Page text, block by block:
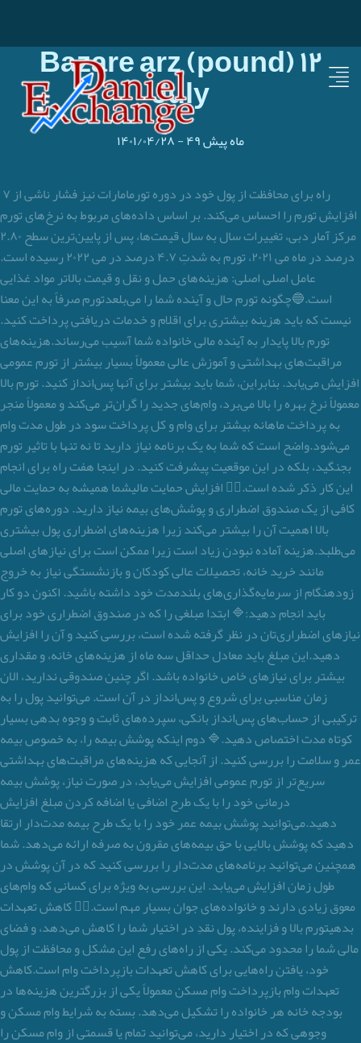
Bazare arz (pound) ۱۲
July
۱۴۰۱/۰۴/۲۸- ۴۹ ماه پیش
۷ راه برای محافظت از پول خود در دوره تورمامارات نیز فشار ناشی از
افزایش تورم را احساس می‌کند. بر اساس داده‌های مربوط به نرخ‌های تورم
مرکز آمار دبی، تغییرات سال به سال قیمت‌ها، پس از پایین‌ترین سطح ۲.۸۰
درصد در ماه می ۲۰۲۱، تورم به شدتِ ۴.۷ درصد در می ۲۰۲۲ رسیده است.
عامل اصلی اصلی: هزینه‌های حمل و نقل و قیمت بالاتر مواد غذایی
است.🔵چگونه تورم حال و آینده شما را می‌بلعدتورم صرفاً به این معنا
نیست که باید هزینه بیشتری برای اقلام و خدمات دریافتی پرداخت کنید.
تورم بالا پایدار به آینده مالی خانواده شما آسیب می‌رساند.هزینه‌های
مراقبت‌های بهداشتی و آموزش عالی معمولاً بسیار بیشتر از تورم عمومی
افزایش می‌یابد. بنابراین، شما باید بیشتر برای آنها پس‌انداز کنید. تورم بالا
معمولاً نرخ بهره را بالا می‌برد، وام‌های جدید را گران‌تر می‌کند و معمولاً منجر
به پرداخت ماهانه بیشتر برای وام و کل پرداخت سود در طول مدت وام
می‌شود.واضح است که شما به یک برنامه نیاز دارید تا نه تنها با تاثیر تورم
بجنگید، بلکه در این موقعیت پیشرفت کنید. در اینجا هفت راه برای انجام
این کار ذکر شده است.۱️⃣ افزایش حمایت مالیشما همیشه به حمایت مالی
کافی از یک صندوق اضطراری و پوشش‌های بیمه نیاز دارید. دوره‌های تورم
بالا اهمیت آن را بیشتر می‌کند زیرا هزینه‌های اضطراری پول بیشتری
می‌طلبد.هزینه آماده نبودن زیاد است زیرا ممکن است برای نیازهای اصلی
مانند خرید خانه، تحصیلات عالی کودکان و بازنشستگی نیاز به خروج
زودهنگام از سرمایه‌گذاری‌های بلندمدت خود داشته باشید. اکنون دو کار
باید انجام دهید:🔷 ابتدا مبلغی را که در صندوق اضطراری خود برای
نیازهای اضطراری‌تان در نظر گرفته شده است، بررسی کنید و آن را افزایش
دهید.این مبلغ باید معادل حداقل سه ماه از هزینه‌های خانه، و مقداری
بیشتر برای نیازهای خاص خانواده باشد. اگر چنین صندوقی ندارید، الان
زمان مناسبی برای شروع و پس‌انداز در آن است. می‌توانید پول را به
ترکیبی از حساب‌های پس‌انداز بانکی، سپرده‌های ثابت و وجوه بدهی بسیار
کوتاه مدت اختصاص دهید.🔷 دوم اینکه پوشش بیمه را، به خصوص بیمه
عمر و سلامت را بررسی کنید. از آنجایی که هزینه‌های مراقبت‌های بهداشتی
سریع‌تر از تورم عمومی افزایش می‌یابد، در صورت نیاز، پوشش بیمه
درمانی خود را با یک طرح اضافی یا اضافه کردن مبلغ افزایش
دهید.می‌توانید پوشش بیمه عمر خود را با یک طرح بیمه مدت‌دار ارتقا
دهید که پوشش بالایی با حق بیمه‌های مقرون به صرفه ارائه می‌دهد. شما
همچنین می‌توانید برنامه‌های مدت‌دار را بررسی کنید که در آن پوشش در
طول زمان افزایش می‌یابد. این بررسی به ویژه برای کسانی که وام‌های
معوق زیادی دارند و خانواده‌های جوان بسیار مهم است.۲️⃣ کاهش تعهدات
بدهیتورم بالا و فزاینده، پول نقدِ در اختیار شما را کاهش می‌دهد، و فضای
مالی شما را محدود می‌کند. یکی از راه‌های رفع این مشکل و محافظت از پول
خود، یافتن راه‌هایی برای کاهش تعهدات بازپرداخت وام است.کاهش
تعهدات وام بازپرداخت وام مسکن معمولاً یکی از بزرگترین هزینه‌ها در
بودجه خانه هر خانواده را تشکیل می‌دهد. بسته به شرایط وام مسکن و
وجوهی که در اختیار دارید، می‌توانید تمام یا قسمتی از وام مسکن را